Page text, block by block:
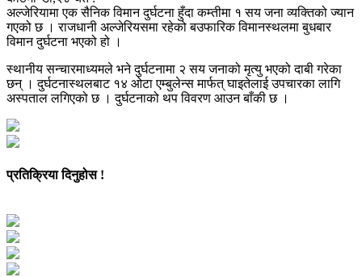
अल्जेरियामा एक सैनिक विमान दुर्घटना हुँदा कम्तीमा १ सय जना व्यक्तिको ज्यान
गएको छ । राजधानी अल्जेरियसमा रहेको बउफारिक विमानस्थलमा बुधबार
विमान दुर्घटना भएको हो ।
स्थानीय सन्चारमाध्यमले भने दुर्घटनामा २ सय जनाको मृत्यु भएको दाबी गरेका
छन् । दुर्घटनास्थलबाट १४ ओटा एम्बुलेन्स मार्फत् घाइतेलाई उपचारका लागि
अस्पताल लगिएको छ । दुर्घटनाको थप विवरण आउन बाँकी छ ।
प्रतिक्रिया दिनुहोस !